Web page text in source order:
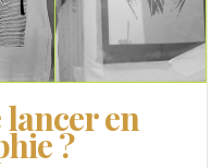
en
?